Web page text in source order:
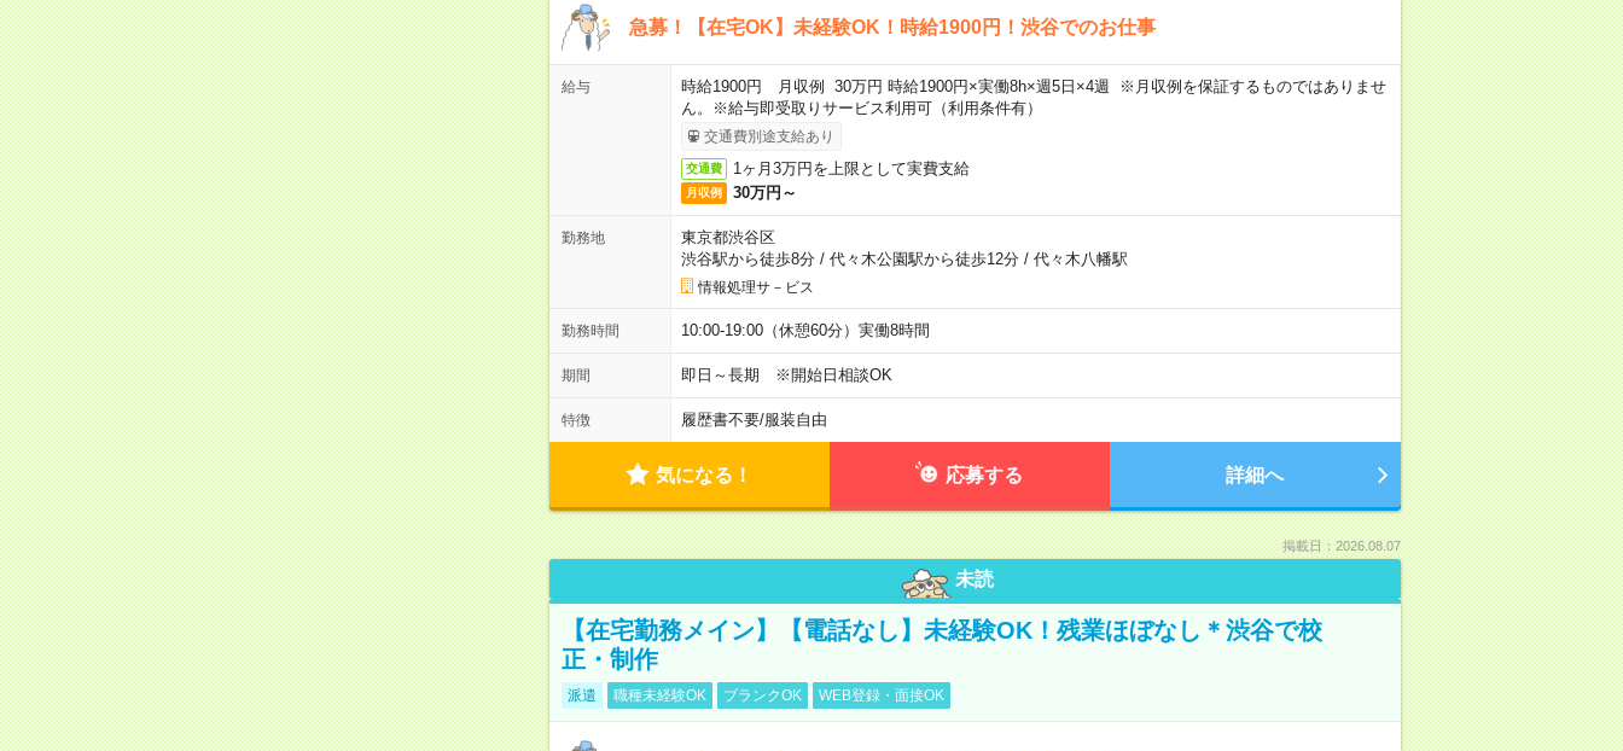
急募！【在宅OK】未経験OK！時給1900円！渋谷でのお仕事
給与
時給1900円 月収例 30万円 時給1900円×実働8h×週5日×4週 ※月収例を保証するものではありませ
ん。※給与即受取りサービス利用可（利用条件有）
交通費別途支給あり
交通費 1ヶ月3万円を上限として実費支給
月収例 30万円～
勤務地
東京都渋谷区
渋谷駅から徒歩8分/ 代々木公園駅から徒歩12分/ 代々木八幡駅
情報処理サ－ビス
勤務時間 10:00-19:00（休憩60分）実働8時間
期間 即日～長期 ※開始日相談OK
特徴 履歴書不要/服装自由
気になる！ 応募する 詳細へ
掲載日：2026.08.07
未読
【在宅勤務メイン】【電話なし】未経験OK！残業ほぼなし＊渋谷で校
正・制作
派遣 職種未経験OK ブランクOK WEB登録・面接OK